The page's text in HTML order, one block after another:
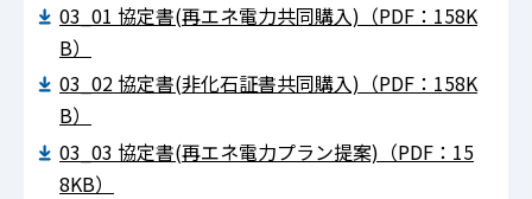
03_01 協定書(再エネ電力共同購入)（PDF：158K
B）
03_02 協定書(非化石証書共同購入)（PDF：158K
B）
03_03 協定書(再エネ電力プラン提案)（PDF：15
8KB）